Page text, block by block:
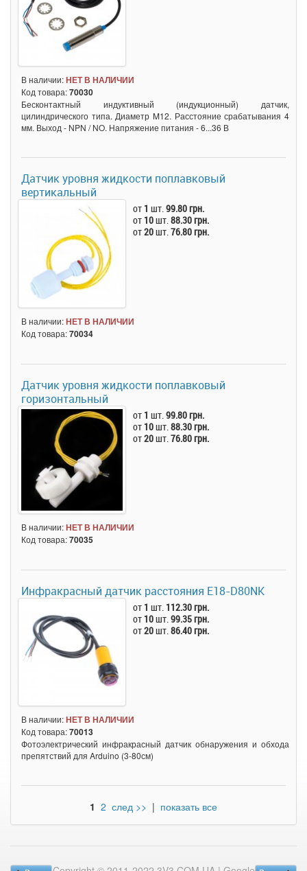
В наличии:НЕТ В НАЛИЧИИ
Код товара:70030
Бесконтактный индуктивный (индукционный) датчик,
цилиндрического типа. Диаметр M12. Расстояние срабатывания 4
мм. Выход - NPN / NO. Напряжение питания - 6...36 В
Датчик уровня жидкости поплавковый
вертикальный
от 1 шт.99.80 грн.
от 10шт.88.30 грн.
от20шт.76.80 грн.
В наличии:НЕТ В НАЛИЧИИ
Код товара:70034
Датчик уровня жидкости поплавковый
горизонтальный
от 1 шт.99.80 грн.
от 10шт.88.30 грн.
от20шт.76.80 грн.
В наличии:НЕТ В НАЛИЧИИ
Код товара:70035
Инфракрасный датчик расстояния E18-D80NK
от 1 шт. 112.30 грн.
от 10шт.99.35 грн.
от20шт.86.40 грн.
В наличии:НЕТ В НАЛИЧИИ
Код товара:70013
Фотоэлектрический инфракрасный датчик обнаружения и обхода
препятствий для Arduino (3-80см)
1 2 след >> | показать все